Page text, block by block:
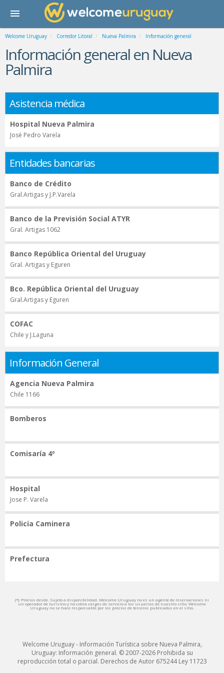
Welcome Uruguay Corredor Litoral Nueva Palmira Información general
Información general en Nueva
Palmira
Asistencia médica
Hospital Nueva Palmira
José Pedro Varela
Entidades bancarias
Banco de Crédito
Gral.Artigas y J.P.Varela
Banco de la Previsión Social ATYR
Gral. Artigas 1062
Banco República Oriental del Uruguay
Gral. Artigas y Eguren
Bco. República Oriental del Uruguay
Gral.Artigas y Eguren
COFAC
Chile y J.Laguna
Información General
Agencia Nueva Palmira
Chile 1166
Bomberos
Comisaría 4º
Hospital
Jose P. Varela
Policia Caminera
Prefectura
(*): Precios desde. Sujeto a disponibilidad. Welcome Uruguay no es un agente de reservaciones ni
un operador de turismo y no cobra cargos de servicio a los usuarios de nuestro sitio. Welcome
Uruguay no se hace responsable por los precios de terceros publicados en el sitio.
Welcome Uruguay - Información Turística sobre Nueva Palmira,
Uruguay: Información general. © 2007-2026 Prohibida su
reproducción total o parcial. Derechos de Autor 675244 Ley 11723